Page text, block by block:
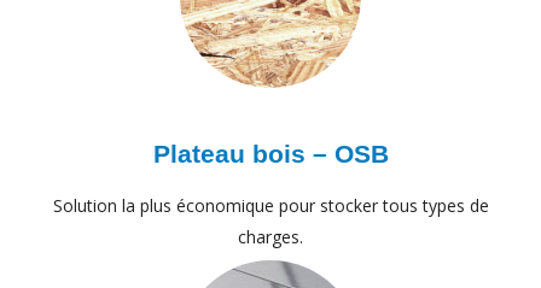
Plateau bois – OSB
Solution la plus économique pour stocker tous types de
charges.